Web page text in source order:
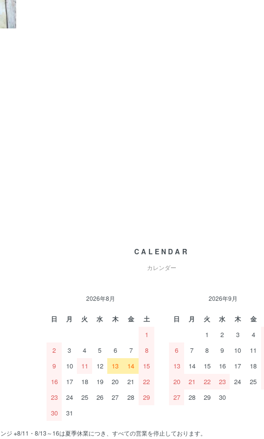
CALENDAR
カレンダー
2026年8月
日 月 火 水 木 金
土
1
2
3 4 5 6 7
8
9
10 11 12 13 14
15
16
17 18 19 20 21
22
23
24 25 26 27 28
29
30
31
2026年9月
日 月 火 水 木 金
1
2 3 4
6
7 8 9 10 11
13
14 15 16 17 18
20
21 22 23 24 25
27
28 29 30
※8/11・8/13～16は夏季休業につき、すべての営業を停止しております。